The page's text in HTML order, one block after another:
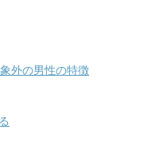
外の男性の特徴